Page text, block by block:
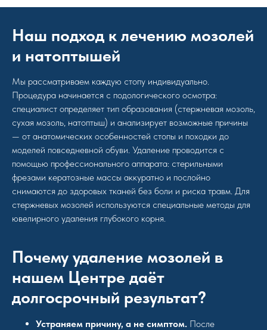
Наш подход к лечению мозолей
и натоптышей
Мы рассматриваем каждую стопу индивидуально.
Процедура начинается с подологического осмотра:
специалист определяет тип образования (стержневая мозоль,
сухая мозоль, натоптыш) и анализирует возможные причины
— от анатомических особенностей стопы и походки до
моделей повседневной обуви. Удаление проводится с
помощью профессионального аппарата: стерильными
фрезами кератозные массы аккуратно и послойно
снимаются до здоровых тканей без боли и риска травм. Для
стержневых мозолей используются специальные методы для
ювелирного удаления глубокого корня.
Почему удаление мозолей в
нашем Центре даёт
долгосрочный результат?
Устраняем причину, а не симптом. После